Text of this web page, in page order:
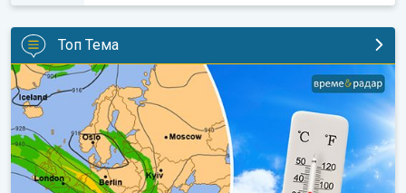
Топ Тема
Горещо време с кратки захлаждания. Дългосрочна